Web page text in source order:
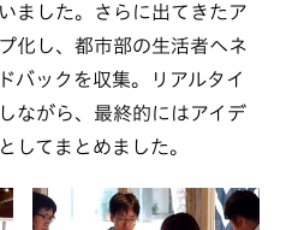
ました。さらに出てきたア
化し、都市部の生活者へネ
バックを収集。リアルタイ
ながら、最終的にはアイデ
してまとめました。